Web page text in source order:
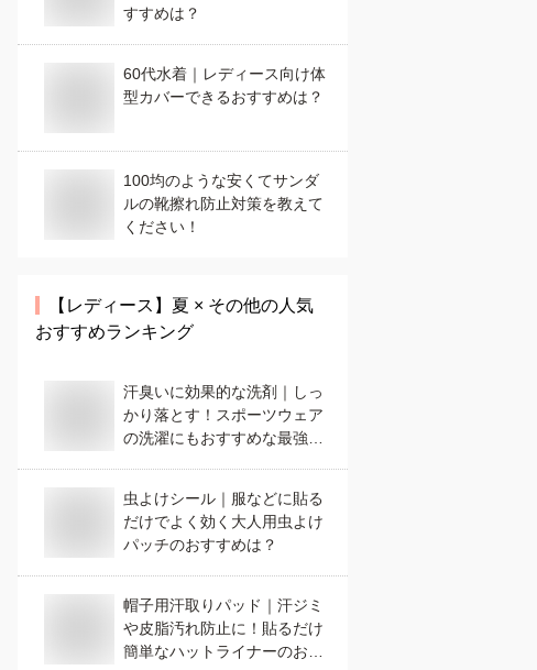
すすめは？
60代水着｜レディース向け体
型カバーできるおすすめは？
100均のような安くてサンダ
ルの靴擦れ防止対策を教えて
ください！
【レディース】 夏 × その他の人気
おすすめランキング
汗臭いに効果的な洗剤｜しっ
かり落とす！スポーツウェア
の洗濯にもおすすめな最強洗
虫よけシール｜服などに貼る
だけでよく効く大人用虫よけ
パッチのおすすめは？
帽子用汗取りパッド｜汗ジミ
や皮脂汚れ防止に！貼るだけ
簡単なハットライナーのおす